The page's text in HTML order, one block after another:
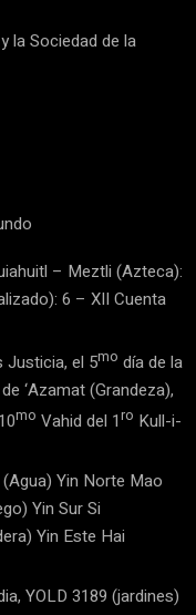
la Sociedad de la
– Meztli (Azteca):
6 – XII Cuenta
Justicia, el 5mo día de la
‘Azamat (Grandeza),
mo Vahid del 1ro Kull-i-
Yin Norte Mao
Yin Sur Si
Yin Este Hai
YOLD 3189 (jardines)